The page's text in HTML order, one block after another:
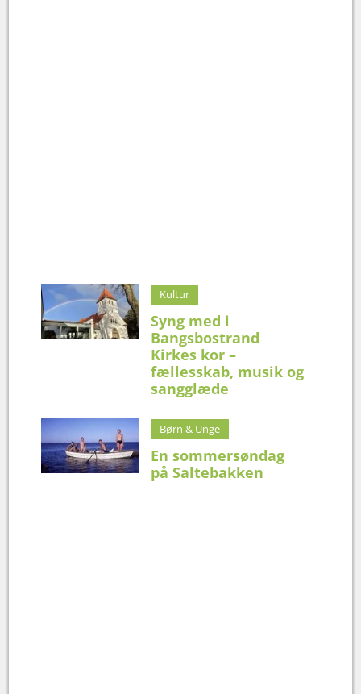
Kultur
Syng med i
Bangsbostrand
Kirkes kor –
fællesskab, musik og
sangglæde
Børn & Unge
En sommersøndag
på Saltebakken